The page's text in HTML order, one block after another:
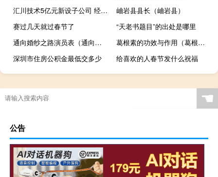
汇川技术5亿元新设子公司 经营范围含电池制造
岫岩县县长（岫岩县）
赛过几天就过春节了
“天老书题目”的出处是哪里
通向婚纱之路演员表（通向婚纱之路）
葛根素的功效与作用（葛根素功效与作用）
深圳市住房公积金最低交多少
给喜欢的人春节发什么祝福
☚
公告